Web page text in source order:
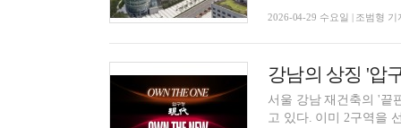
2026-04-29 수요일 | 조범형 기
강남의 상징 '압
서울 강남 재건축의 '끝
고 있다. 이미 2구역을